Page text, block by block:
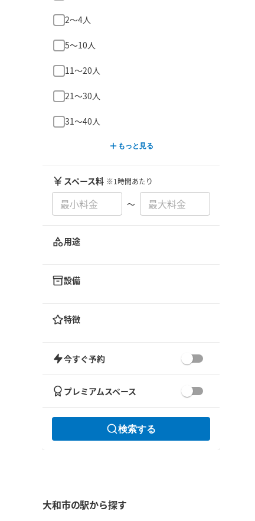
2〜4人
5〜10人
11〜20人
21〜30人
31〜40人
もっと見る
スペース料 ※1時間あたり
〜
用途
設備
特徴
今すぐ予約
プレミアムスペース
検索する
大和市の駅から探す